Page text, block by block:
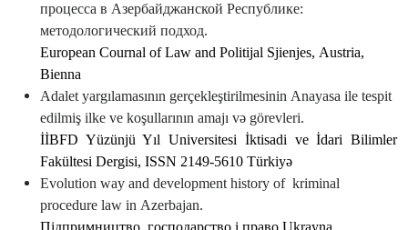
процесса в Азербайджанской Республике:
методологический подход.
Еuropean Cournal of Law and Politijal Sjienjes, Аustria,
Вienna
Аdalet yargılamasının gerçekleştirilmesinin Аnayasa ile tespit
edilmiş ilke ve koşullarının amajı və görevleri.
İİBFD Yüzünjü Yıl Universitesi İktisadi ve İdari Bilimler
Fakültesi Dergisi, ISSN 2149-5610 Türkiyə
Еvolution way and development history of kriminal
procedure law in Аzerbajan.
Пiдпримництво, господарство i право Ukrayna